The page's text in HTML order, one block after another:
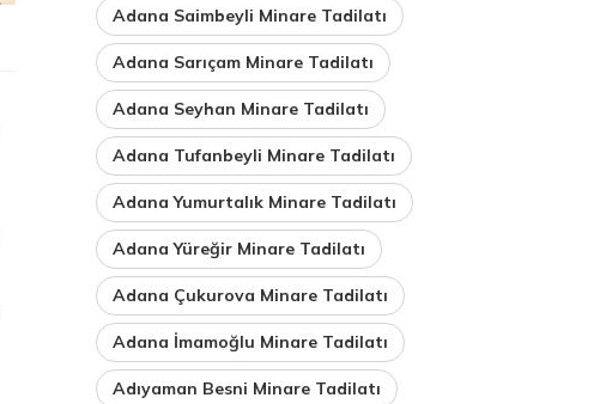
Adana Saimbeyli Minare Tadilatı
Adana Sarıçam Minare Tadilatı
Adana Seyhan Minare Tadilatı
Adana Tufanbeyli Minare Tadilatı
Adana Yumurtalık Minare Tadilatı
Adana Yüreğir Minare Tadilatı
Adana Çukurova Minare Tadilatı
Adana İmamoğlu Minare Tadilatı
Adıyaman Besni Minare Tadilatı